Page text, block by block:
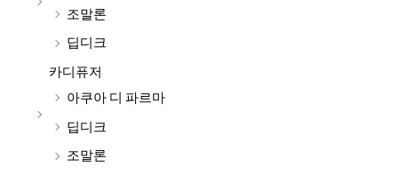
조말론
딥디크
카디퓨저
아쿠아 디 파르마
딥디크
조말론